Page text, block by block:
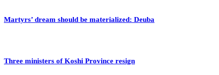
Martyrs’ dream should be materialized: Deuba
Three ministers of Koshi Province resign